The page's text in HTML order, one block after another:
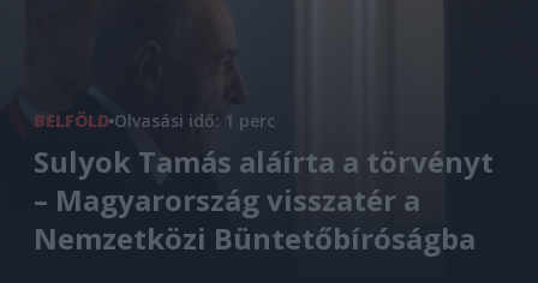
BELFÖLD Olvasási idő: 1 perc
Sulyok Tamás aláírta a törvényt
– Magyarország visszatér a
Nemzetközi Büntetőbíróságba